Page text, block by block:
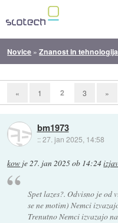
Novice »Znanost in tehnologija
« 1 2 3 »
bm1973
::27. jan 2025, 14:58
kow je27. jan 2025 ob 14:24
Spet lazes?. Odvisno je od
se ne motim) Nemci
Trenutno Nemci izvazajo